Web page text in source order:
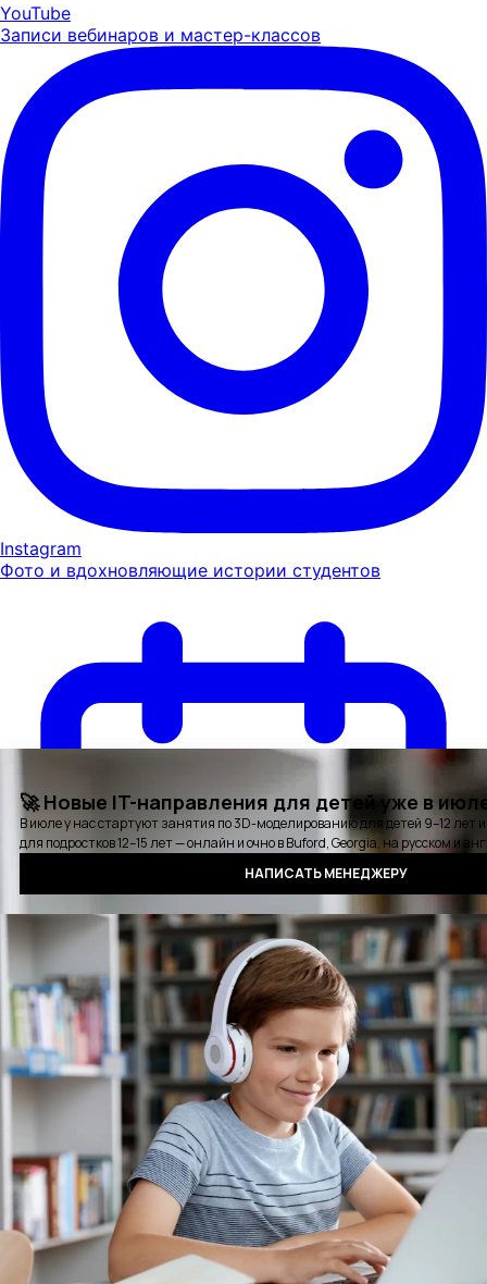
YouTube
Записи вебинаров и мастер-классов
Instagram
Фото и вдохновляющие истории студентов
Карьерная консультация
Выбрать удобное время для звонка
СтажировкиДетские курсыБлогСобытия
Отзывы Выпускники
КонтактыОплатаСертификатВопросы и ответы
Аудиокнига QAПолитика конфиденциальности
©2016 - 2025 PASV. All rights reserved.